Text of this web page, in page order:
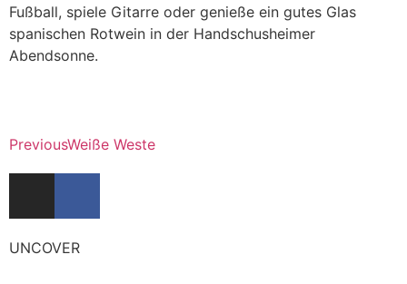
Fußball, spiele Gitarre oder genieße ein gutes Glas
spanischen Rotwein in der Handschusheimer
Abendsonne.
PreviousWeiße Weste
UNCOVER